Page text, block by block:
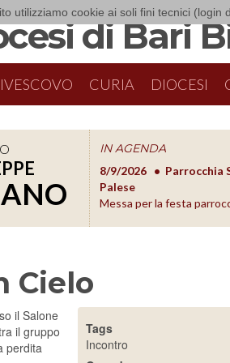
utilizziamo cookie ai soli fini tecnici (login
di Bari
CURIA DIOCESI
IN AGENDA
8/9/2026
Parrocchia
Palese
Messa per la festa
Cielo
Tags
Incontro
il Salone
il gruppo
perdita